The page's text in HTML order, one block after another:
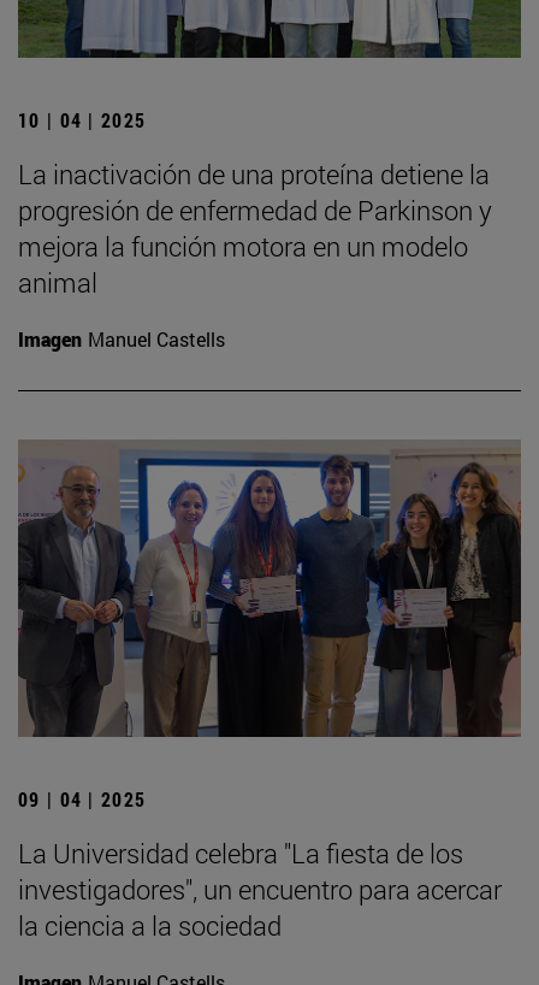
10 | 04 | 2025
La inactivación de una proteína detiene la
progresión de enfermedad de Parkinson y
mejora la función motora en un modelo
animal
Imagen Manuel Castells
09 | 04 | 2025
La Universidad celebra "La fiesta de los
investigadores", un encuentro para acercar
la ciencia a la sociedad